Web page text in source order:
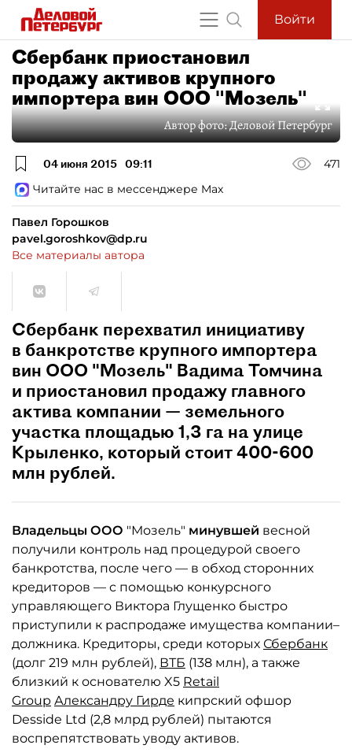
Войти
Сбербанк приостановил
продажу активов крупного
импортера вин ООО "Мозель"
Автор фото:Деловой Петербург
04 июня 2015 09:11
471
Читайте нас в мессенджере Max
Павел Горошков
pavel.goroshkov@dp.ru
Все материалы автора
Сбербанк перехватил инициативу
в банкротстве крупного импортера
вин ООО "Мозель" Вадима Томчина
и приостановил продажу главного
актива компании — земельного
участка площадью 1,3 га на улице
Крыленко, который стоит 400-600
млн рублей.
Владельцы ООО "Мозель" минувшей весной
получили контроль над процедурой своего
банкротства, после чего — в обход сторонних
кредиторов — с помощью конкурсного
управляющего Виктора Глущенко быстро
приступили к распродаже имущества компании–
должника. Кредиторы, среди которых Сбербанк
(долг 219 млн рублей), ВТБ (138 млн), а также
близкий к основателю X5 Retail
Group Александру Гирде кипрский офшор
Desside Ltd (2,8 млрд рублей) пытаются
воспрепятствовать уводу активов.